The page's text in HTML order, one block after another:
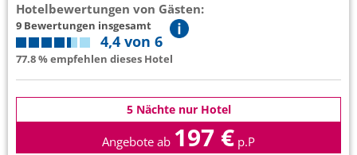
Hotelbewertungen von Gästen:
9 Bewertungen insgesamt
4,4 von 6
77.8 % empfehlen dieses Hotel
5 Nächte nur Hotel
Angebote ab 197 € p.P